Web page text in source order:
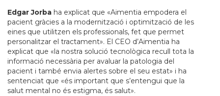
Edgar Jorba ha explicat que «Aimentia empodera el
pacient gràcies a la modernització i optimització de les
eines que utilitzen els professionals, fet que permet
personalitzar el tractament». El CEO d’Aimentia ha
explicat que «la nostra solució tecnològica recull tota la
informació necessària per avaluar la patologia del
pacient i també envia alertes sobre el seu estat» i ha
sentenciat que «és important que s’entengui que la
salut mental no és estigma, és salut».